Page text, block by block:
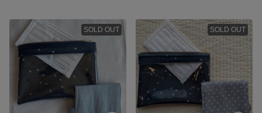
SOLD OUT SOLD OUT